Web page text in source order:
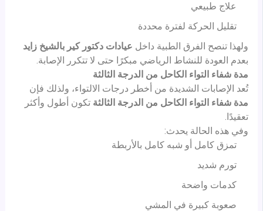
علاج طبيعي
تقليل الحركة لفترة محددة
ولهذا تنصح الفرق الطبية داخل عيادات دكتور كير بالشيخ زايد
بعدم العودة للنشاط الرياضي مبكرًا حتى لا تتكرر الإصابة.
مدة شفاء التواء الكاحل من الدرجة الثالثة
تُعد الإصابات الشديدة من أخطر درجات الالتواء، ولذلك فإن
مدة شفاء التواء الكاحل من الدرجة الثالثة تكون أطول وأكثر
تعقيدًا.
وفي هذه الحالة يحدث:
تمزق كامل أو شبه كامل بالأربطة
تورم شديد
كدمات واضحة
صعوبة كبيرة في المشي